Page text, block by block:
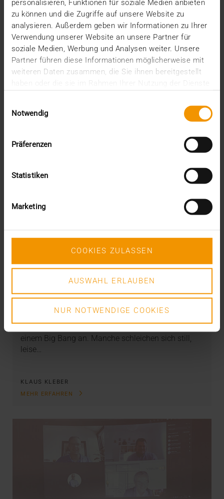
personalisieren, Funktionen für soziale Medien anbieten
zu können und die Zugriffe auf unsere Website zu
analysieren. Außerdem geben wir Informationen zu Ihrer
Verwendung unserer Website an unsere Partner für
soziale Medien, Werbung und Analysen weiter. Unsere
Partner führen diese Informationen möglicherweise mit
weiteren Daten zusammen, die Sie ihnen bereitgestellt
Notwendig
Präferenzen
Statistiken
Marketing
COOKIES ZULASSEN
AUSWAHL ERLAUBEN
NUR NOTWENDIGE COOKIES
VISUS HEALTH IT
MEHR ERFAHREN
Das große Vernetzen
07.01.2021
Nicht alle großen Vorhaben kündigen sich mit
einem Big Bang an. Manche schleichen sich still,
leise…
KLAUS KLEBER
MEHR ERFAHREN